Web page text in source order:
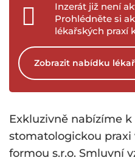
Inzerát již není
Prohlédněte si
lékařských praxí
Zobrazit nabídku
Exkluzivně nabízíme
stomatologickou praxi
formou s.r.o. Smluvní